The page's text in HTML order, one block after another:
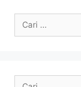
untuk: